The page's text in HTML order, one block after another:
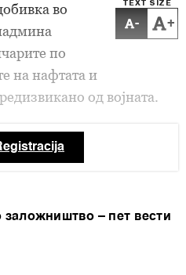
TEXT SIZE
- +
во
по
на нафтата и
од војната.
заложништво – пет вести